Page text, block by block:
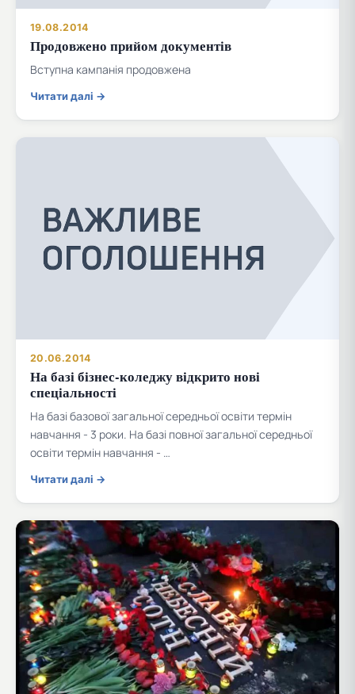
19.08.2014
Продовжено прийом документів
Вступна кампанія продовжена
Читати далі →
20.06.2014
На базі бізнес-коледжу відкрито нові
спеціальності
На базі базової загальної середньої освіти термін
навчання - 3 роки. На базі повної загальної середньої
освіти термін навчання - …
Читати далі →